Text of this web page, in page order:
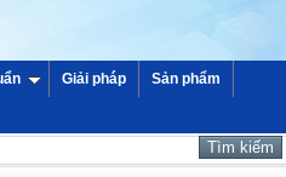
Giải pháp Sản phẩm